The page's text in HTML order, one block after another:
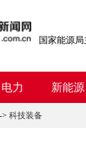
国家能源
电力 新能源
-> 科技装备